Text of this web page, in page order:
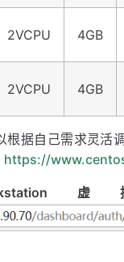
2VCPU 4GB
2VCPU 4GB
根据自己需求灵活
https://